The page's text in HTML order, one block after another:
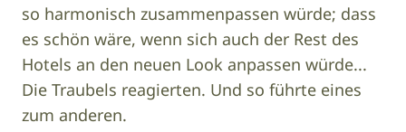
so harmonisch zusammenpassen würde; dass
es schön wäre, wenn sich auch der Rest des
Hotels an den neuen Look anpassen würde...
Die Traubels reagierten. Und so führte eines
zum anderen.